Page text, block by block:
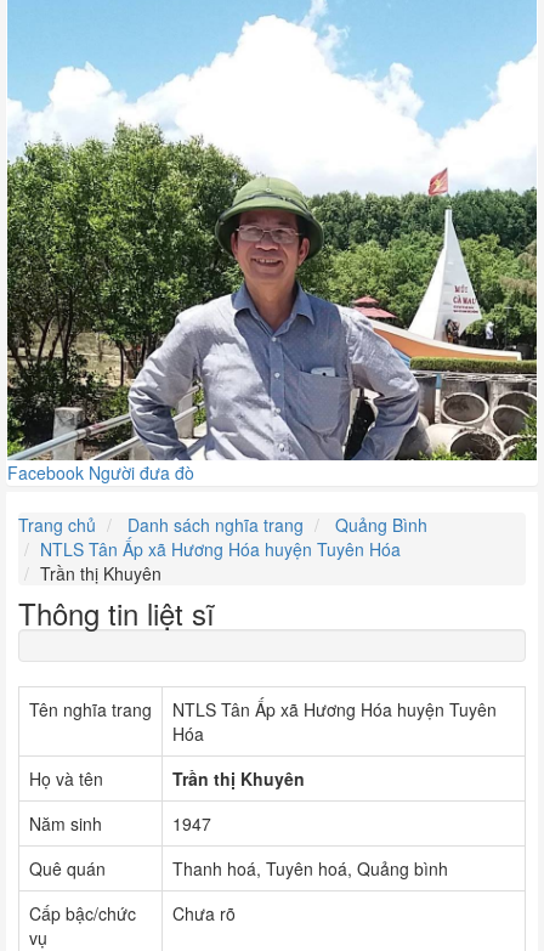
Facebook Người đưa đò
Trang chủ Danh sách nghĩa trang
Quảng Bình
NTLS Tân Ấp xã Hương Hóa huyện Tuyên Hóa
Trần thị Khuyên
Thông tin liệt sĩ
Tên nghĩa trang
NTLS Tân Ấp xã Hương Hóa huyện Tuyên
Hóa
Họ và tên
Trần thị Khuyên
Năm sinh
1947
Quê quán
Thanh hoá, Tuyên hoá, Quảng bình
Cấp bậc/chức
vụ
Chưa rõ